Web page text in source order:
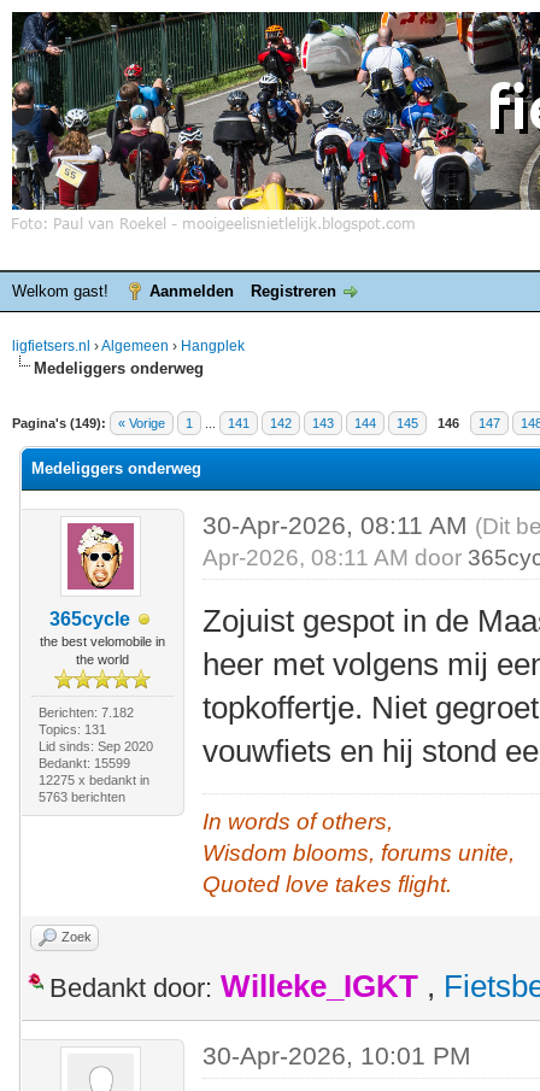
Welkom gast! Aanmelden Registreren
ligfietsers.nl ›Algemeen › Hangplek
Medeliggers onderweg
Pagina's (149): « Vorige 1 141 142 143 144 145 146 147
waardering is 3.86
Medeliggers onderweg
365cycle
the best velomobile in
the world
Berichten: 7.182
Topics: 131
Lid sinds: Sep 2020
Bedankt: 15599
12275 x bedankt in
5763 berichten
30-Apr-2026, 08:11 AM (Dit
Apr-2026, 08:11 AM door
Zojuist gespot in de
heer met volgens mij
topkoffertje. Niet
vouwfiets en hij stond
In words of others,
Wisdom blooms, forums unite,
Quoted love takes flight.
Zoek
Bedankt door: Willeke_IGKT ,
30-Apr-2026, 10:01 PM